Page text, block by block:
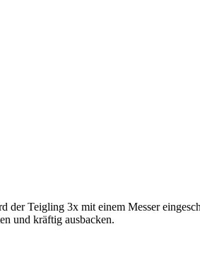
der Teigling 3x mit einem Messer
und kräftig ausbacken.